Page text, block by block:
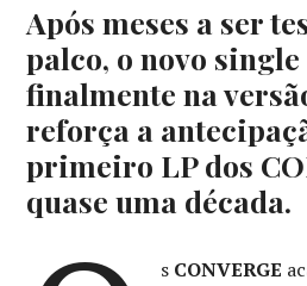
Após meses a ser
palco, o novo
finalmente na
reforça a
primeiro LP dos
quase uma década.
s CONVERGE